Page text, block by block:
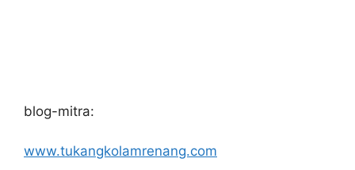
blog-mitra:
www.tukangkolamrenang.com